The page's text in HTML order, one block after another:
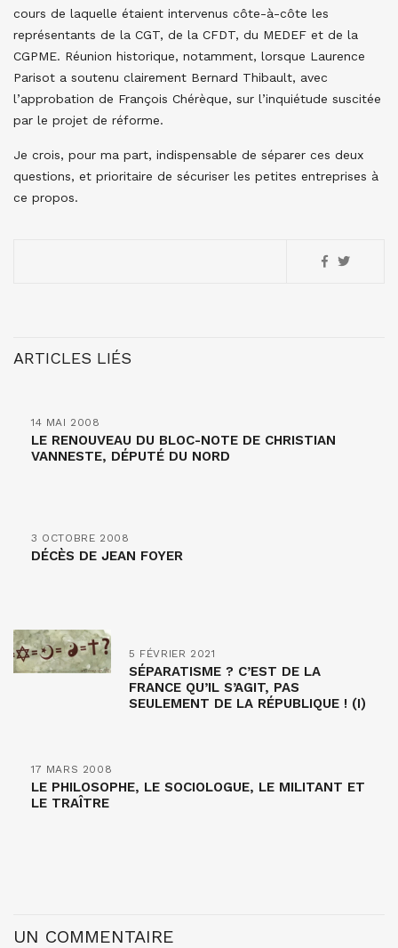
cours de laquelle étaient intervenus côte-à-côte les
représentants de la CGT, de la CFDT, du MEDEF et de la
CGPME. Réunion historique, notamment, lorsque Laurence
Parisot a soutenu clairement Bernard Thibault, avec
l’approbation de François Chérèque, sur l’inquiétude suscitée
par le projet de réforme.
Je crois, pour ma part, indispensable de séparer ces deux
questions, et prioritaire de sécuriser les petites entreprises à
ce propos.
ARTICLES LIÉS
14 MAI 2008
LE RENOUVEAU DU BLOC-NOTE DE CHRISTIAN
VANNESTE, DÉPUTÉ DU NORD
3 OCTOBRE 2008
DÉCÈS DE JEAN FOYER
5 FÉVRIER 2021
SÉPARATISME ? C’EST DE LA
FRANCE QU’IL S’AGIT, PAS
SEULEMENT DE LA RÉPUBLIQUE ! (I)
17 MARS 2008
LE PHILOSOPHE, LE SOCIOLOGUE, LE MILITANT ET
LE TRAÎTRE
UN COMMENTAIRE